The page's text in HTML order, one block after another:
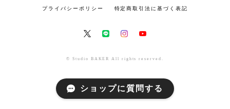
プライバシーポリシー 特定商取引法に基づく表記
© Studio BAKER All rights reserved.
ショップに質問する